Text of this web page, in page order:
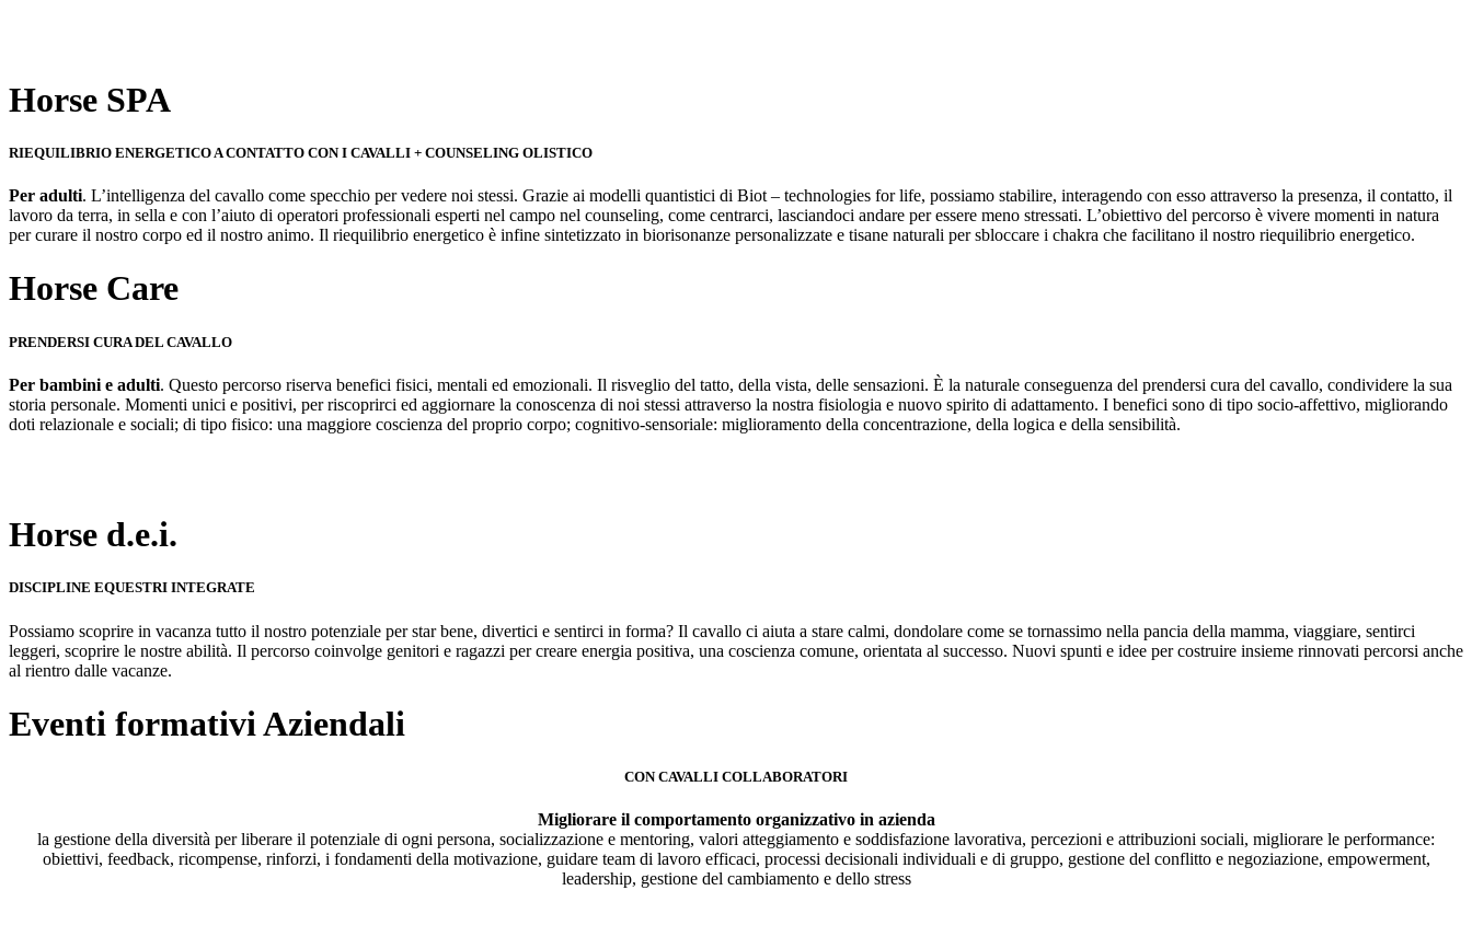
Horse SPA
RIEQUILIBRIO ENERGETICO A CONTATTO CON I CAVALLI + COUNSELING OLISTICO
Per adulti. L’intelligenza del cavallo come specchio per vedere noi stessi. Grazie ai modelli quantistici di Biot – technologies for life, possiamo stabilire, interagendo con esso attraverso la presenza, il contatto, il
lavoro da terra, in sella e con l’aiuto di operatori professionali esperti nel campo nel counseling, come centrarci, lasciandoci andare per essere meno stressati. L’obiettivo del percorso è vivere momenti in natura
per curare il nostro corpo ed il nostro animo. Il riequilibrio energetico è infine sintetizzato in biorisonanze personalizzate e tisane naturali per sbloccare i chakra che facilitano il nostro riequilibrio energetico.
Horse Care
PRENDERSI CURA DEL CAVALLO
Per bambini e adulti. Questo percorso riserva benefici fisici, mentali ed emozionali. Il risveglio del tatto, della vista, delle sensazioni. È la naturale conseguenza del prendersi cura del cavallo, condividere la sua
storia personale. Momenti unici e positivi, per riscoprirci ed aggiornare la conoscenza di noi stessi attraverso la nostra fisiologia e nuovo spirito di adattamento. I benefici sono di tipo socio-affettivo, migliorando
doti relazionale e sociali; di tipo fisico: una maggiore coscienza del proprio corpo; cognitivo-sensoriale: miglioramento della concentrazione, della logica e della sensibilità.
Horse d.e.i.
DISCIPLINE EQUESTRI INTEGRATE
Possiamo scoprire in vacanza tutto il nostro potenziale per star bene, divertici e sentirci in forma? Il cavallo ci aiuta a stare calmi, dondolare come se tornassimo nella pancia della mamma, viaggiare, sentirci
leggeri, scoprire le nostre abilità. Il percorso coinvolge genitori e ragazzi per creare energia positiva, una coscienza comune, orientata al successo. Nuovi spunti e idee per costruire insieme rinnovati percorsi anche
al rientro dalle vacanze.
Eventi formativi Aziendali
CON CAVALLI COLLABORATORI
Migliorare il comportamento organizzativo in azienda
la gestione della diversità per liberare il potenziale di ogni persona, socializzazione e mentoring, valori atteggiamento e soddisfazione lavorativa, percezioni e attribuzioni sociali, migliorare le performance:
obiettivi, feedback, ricompense, rinforzi, i fondamenti della motivazione, guidare team di lavoro efficaci, processi decisionali individuali e di gruppo, gestione del conflitto e negoziazione, empowerment,
leadership, gestione del cambiamento e dello stress